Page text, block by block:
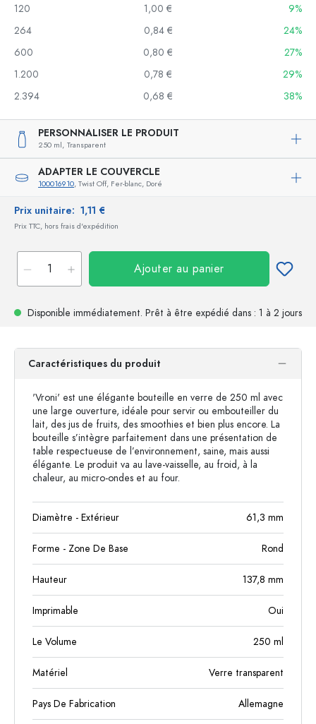
120
1,00 €
9%
264
0,84 €
24%
600
0,80 €
27%
1.200
0,78 €
29%
2.394
0,68 € 38%
PERSONNALISER LE PRODUIT
250 ml, Transparent
ADAPTER LE COUVERCLE
100016910, Twist Off, Fer-blanc, Doré
Prix unitaire: 1,11 €
Prix TTC, hors frais d'expédition
Ajouter au panier
Disponible immédiatement. Prêt à être expédié dans : 1 à 2 jours
Caractéristiques du produit
'Vroni' est une élégante bouteille en verre de 250 ml avec
une large ouverture, idéale pour servir ou embouteiller du
lait, des jus de fruits, des smoothies et bien plus encore. La
bouteille s’intègre parfaitement dans une présentation de
table respectueuse de l’environnement, saine, mais aussi
élégante. Le produit va au lave-vaisselle, au froid, à la
chaleur, au micro-ondes et au four.
Diamètre - Extérieur 61,3 mm
Forme - Zone De Base Rond
Hauteur 137,8 mm
Imprimable Oui
Le Volume 250 ml
Matériel Verre transparent
Pays De Fabrication Allemagne